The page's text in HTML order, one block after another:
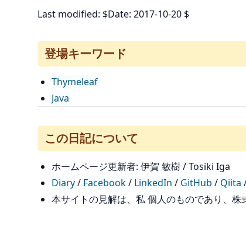
Last modified: $Date: 2017-10-20 $
登場キーワード
Thymeleaf
Java
この日記について
ホームページ更新者: 伊賀 敏樹 / Tosiki Iga
Diary/ Facebook/ LinkedIn / GitHub / Qiita
本サイトの見解は、私 個人のものであり、株